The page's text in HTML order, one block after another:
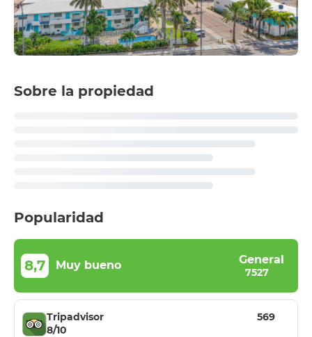
Sobre la propiedad
Popularidad
8,7 Muy bueno General
7527
Tripadvisor
8/10
569